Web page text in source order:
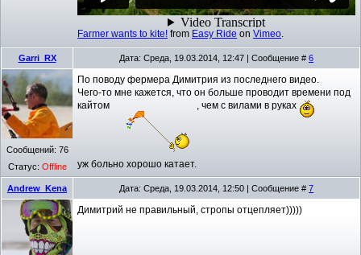
Farmer wants to kite! from Easy Ride on Vimeo
Garri_RX Дата: Среда, 19.03.2014, 12:47 | Сообщение # 6
Сообщений: 76
Статус: Offline
По поводу фермера Димитрия из последнего видео.
Чего-то мне кажется, что он больше проводит времени под
кайтом
, чем с вилами в руках
уж больно хорошо катает.
Andrew_Kena Дата: Среда, 19.03.2014, 12:50 | Сообщение # 7
Димитрий не правильный, стропы отцепляет)))))